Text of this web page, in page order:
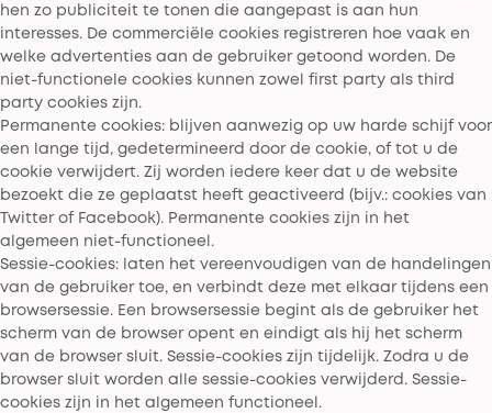
hen zo publiciteit te tonen die aangepast is aan hun
interesses. De commerciële cookies registreren hoe vaak en
welke advertenties aan de gebruiker getoond worden. De
niet-functionele cookies kunnen zowel first party als third
party cookies zijn.
Permanente cookies: blijven aanwezig op uw harde schijf voor
een lange tijd, gedetermineerd door de cookie, of tot u de
cookie verwijdert. Zij worden iedere keer dat u de website
bezoekt die ze geplaatst heeft geactiveerd (bijv.: cookies van
Twitter of Facebook). Permanente cookies zijn in het
algemeen niet-functioneel.
Sessie-cookies: laten het vereenvoudigen van de handelingen
van de gebruiker toe, en verbindt deze met elkaar tijdens een
browsersessie. Een browsersessie begint als de gebruiker het
scherm van de browser opent en eindigt als hij het scherm
van de browser sluit. Sessie-cookies zijn tijdelijk. Zodra u de
browser sluit worden alle sessie-cookies verwijderd. Sessie-
cookies zijn in het algemeen functioneel.